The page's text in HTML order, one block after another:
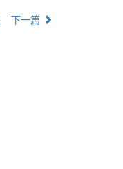
下一篇